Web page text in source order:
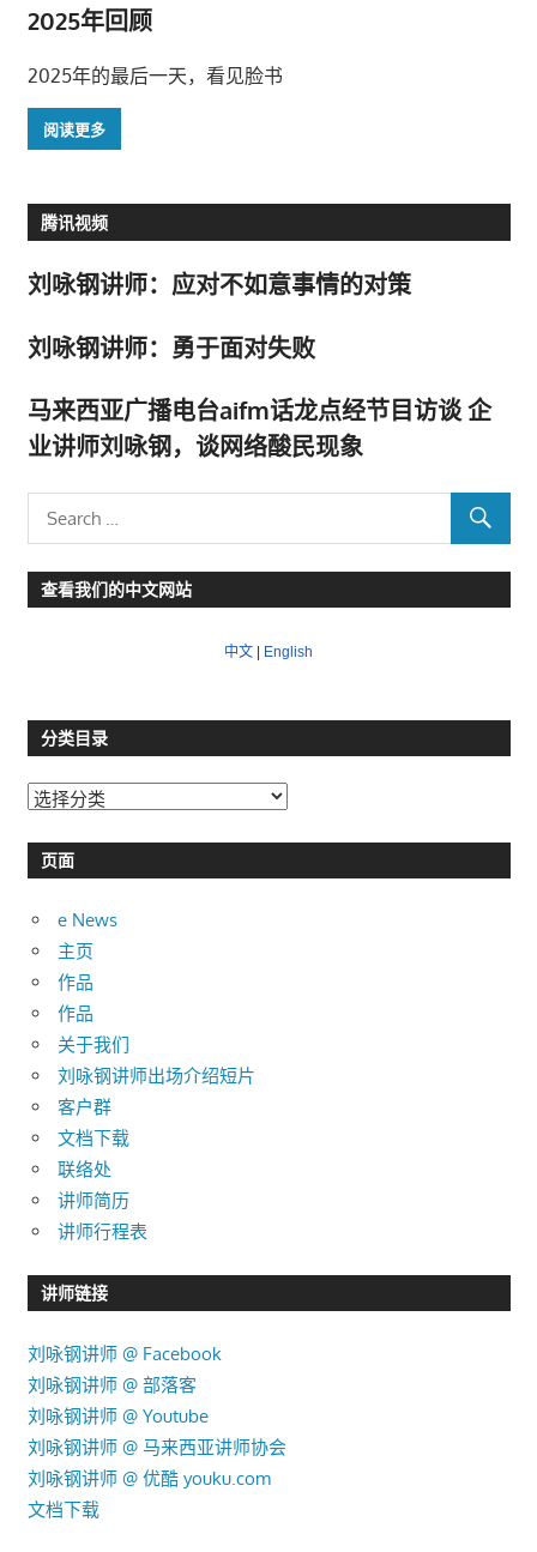
2025年回顾
2025年的最后一天，看见脸书
阅读更多
腾讯视频
刘咏钢讲师：应对不如意事情的对策
刘咏钢讲师：勇于面对失败
马来西亚广播电台aifm话龙点经节目访谈 企
业讲师刘咏钢，谈网络酸民现象
查看我们的中文网站
中文 | English
分类目录
分
目页面
e News
主页
作品
作品
关于我们
刘咏钢讲师出场介绍短片
客户群
文档下载
联络处
讲师简历
讲师行程表
讲师链接
刘咏钢讲师 @ Facebook
刘咏钢讲师 @ 部落客
刘咏钢讲师 @ Youtube
刘咏钢讲师 @ 马来西亚讲师协会
刘咏钢讲师 @ 优酷 youku.com
文档下载